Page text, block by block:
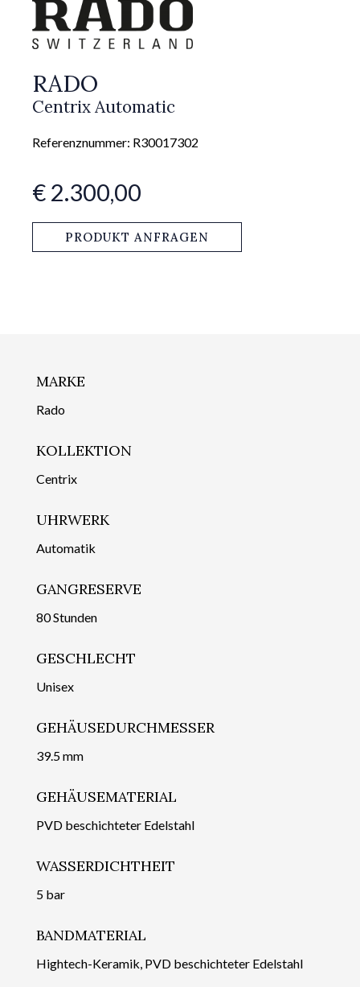
RADO
Centrix Automatic
Referenznummer: R30017302
€ 2.300,00
PRODUKT ANFRAGEN
MARKE
Rado
KOLLEKTION
Centrix
UHRWERK
Automatik
GANGRESERVE
80 Stunden
GESCHLECHT
Unisex
GEHÄUSEDURCHMESSER
39.5 mm
GEHÄUSEMATERIAL
PVD beschichteter Edelstahl
WASSERDICHTHEIT
5 bar
BANDMATERIAL
Hightech-Keramik, PVD beschichteter Edelstahl